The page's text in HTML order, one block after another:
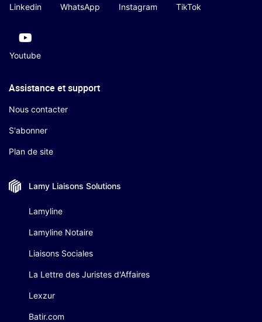
Linkedin WhatsApp Instagram TikTok
Youtube
Assistance et support
Nous contacter
S'abonner
Plan de site
Lamy Liaisons Solutions
Lamyline
Lamyline Notaire
Liaisons Sociales
La Lettre des Juristes d'Affaires
Lexzur
Batir.com